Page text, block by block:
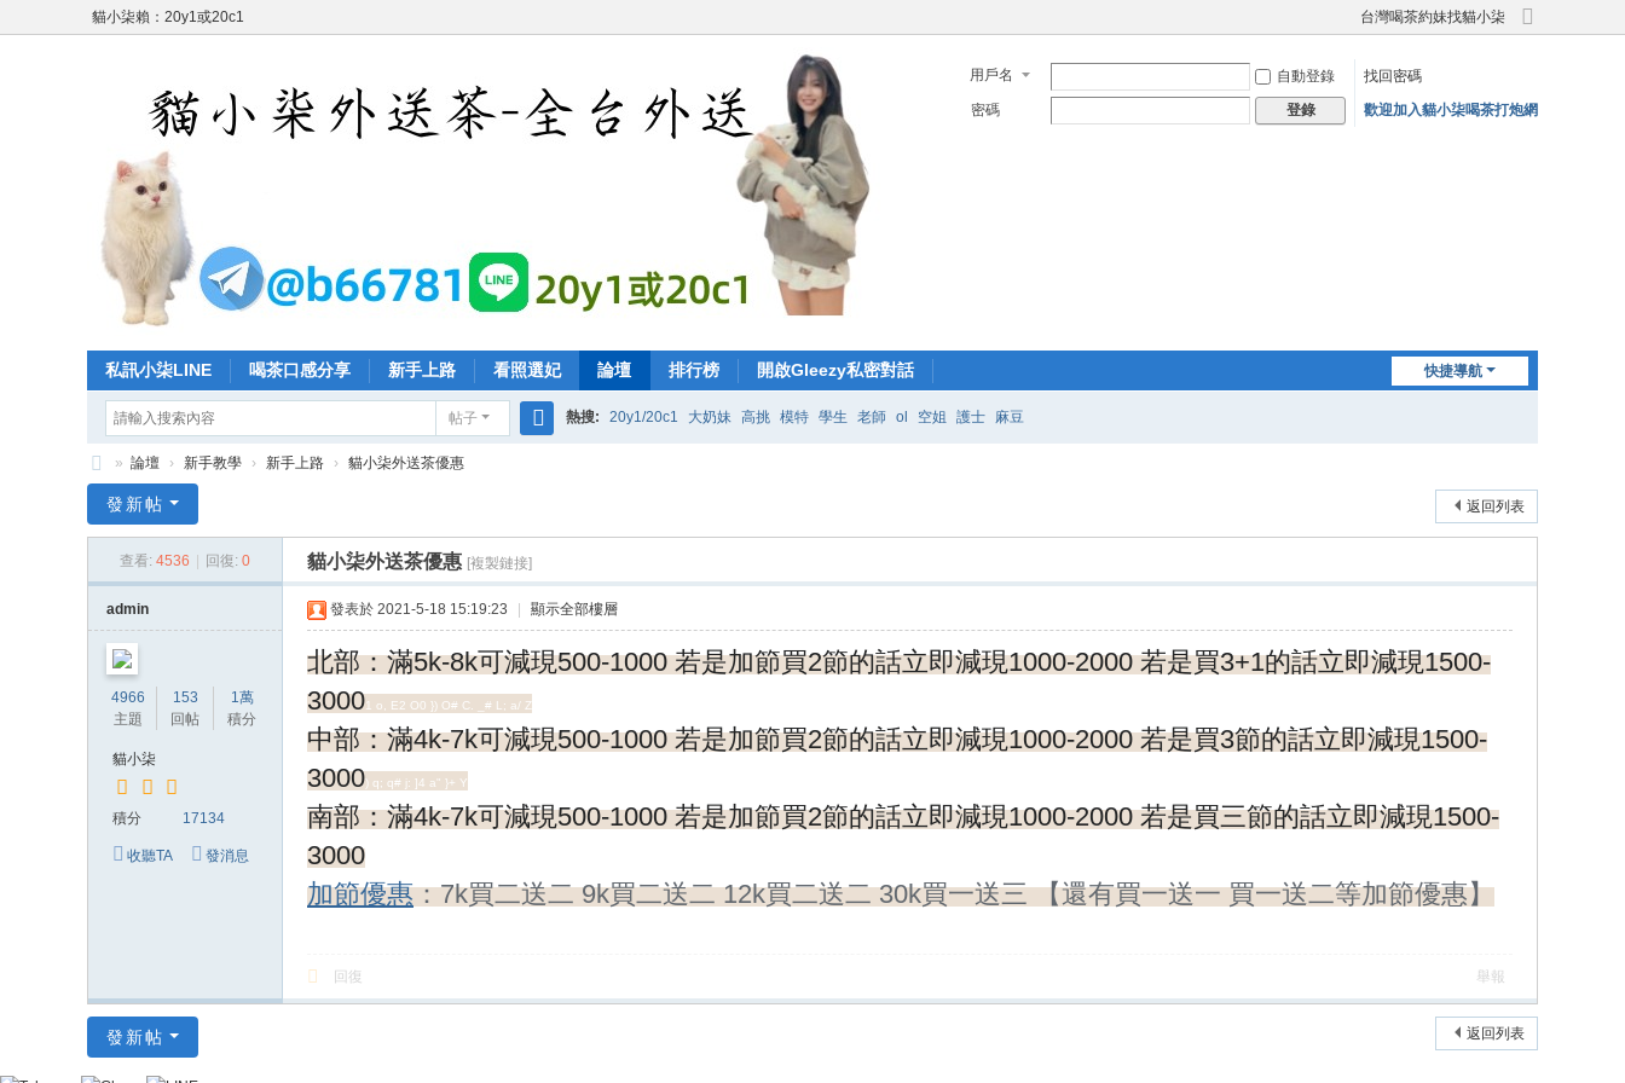
貓小柒賴：20y1或20c1 台灣喝茶約妹找貓小柒
切
寬
用戶名 自動登錄
找回密碼
密碼
登錄 歡迎加入貓小柒喝茶打炮網
快捷導航
私訊小柒LINE 喝茶口感分享 新手上路 看照選妃 論壇 排行榜 開啟Gleezy私密對話
帖子 熱搜: 20y1/20c1 大奶妹 高挑 模特 學生 老師 ol 空姐 護士 麻豆
灣
» 論壇 › 新手教學 › 新手上路 › 貓小柒外送茶優惠
返回列表
發新帖
查看: 4536 回復: 0 貓小柒外送茶優惠 [複製鏈接]
admin
4966
主題
153
回帖
1萬
積分
貓小柒
積分 17134
收聽TA 發消息
發表於 2021-5-18 15:19:23 顯示全部樓層
北部：滿5k-8k可減現500-1000 若是加節買2節的話立即減現1000-2000 若是買3+1的話立即減現1500-
30001 o, E2 O0 }) O# C. _# L; a/ Z
中部：滿4k-7k可減現500-1000 若是加節買2節的話立即減現1000-2000 若是買3節的話立即減現1500-
3000) q; q# j: ]4 a" }+ Y
南部：滿4k-7k可減現500-1000 若是加節買2節的話立即減現1000-2000 若是買三節的話立即減現1500-
3000
加節優惠：7k買二送二 9k買二送二 12k買二送二 30k買一送三 【還有買一送一 買一送二等加節優惠】
回復 舉報
返回列表
發新帖